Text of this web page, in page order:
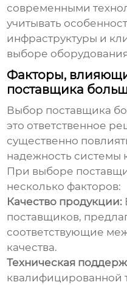
современными
учитывать
инфраструктуры и
выборе
Факторы,
поставщика
Выбор поставщика
это ответственное
существенно
надежность системы
При выборе
несколько факторов:
Качество продукции:
поставщиков,
соответствующие
качества.
Техническая
квалифицированной